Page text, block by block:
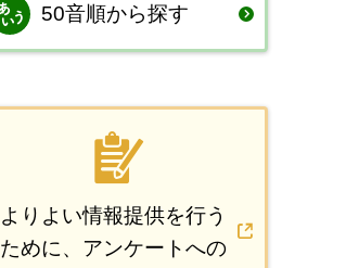
50音順から探す
よりよい情報提供を行う
ために、アンケートへの